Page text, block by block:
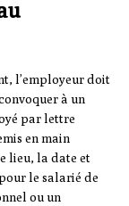
l’employeur doit
à un
par lettre
en main
lieu, la date et
le salarié de
ou un